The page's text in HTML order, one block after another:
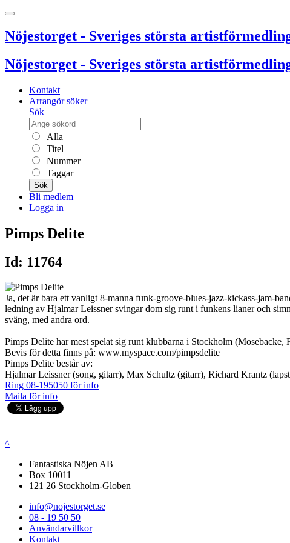
Nöjestorget - Sveriges största
Nöjestorget - Sveriges största
Kontakt
Arrangör söker
Sök
Alla
Titel
Nummer
Taggar
Sök
Bli medlem
Logga in
Pimps Delite
Id: 11764
Ja, det är bara ett vanligt 8-manna funk-groove-blues-jazz-kickass-jam-
ledning av Hjalmar Leissner svingar dom sig runt i funkens lianer och
sväng, med andra ord.
Pimps Delite har mest spelat sig runt klubbarna i Stockholm
Bevis för detta finns på: www.myspace.com/pimpsdelite
Pimps Delite består av:
Hjalmar Leissner (song, gitarr), Max Schultz (gitarr), Richard Krantz
Ring 08-195050 för info
Maila för info
^
Fantastiska Nöjen AB
Box 10011
121 26 Stockholm-Globen
info@nojestorget.se
08 - 19 50 50
Användarvillkor
Kontakt